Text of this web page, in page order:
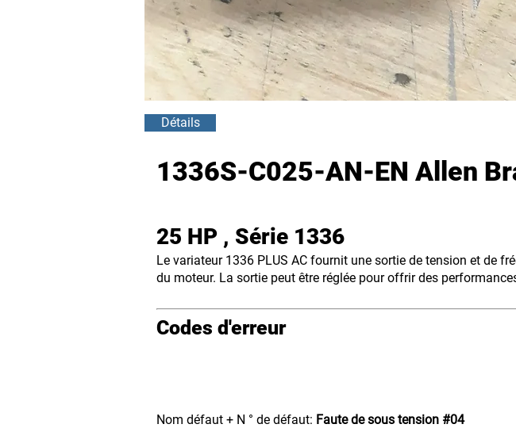
Détails
1336S-C025-AN-EN Allen
25 HP , Série 1336
Le variateur 1336 PLUS AC fournit une sortie de tension et de
du moteur. La sortie peut être réglée pour offrir des
Codes d'erreur
Nom défaut + N ° de défaut: Faute de sous tension #04